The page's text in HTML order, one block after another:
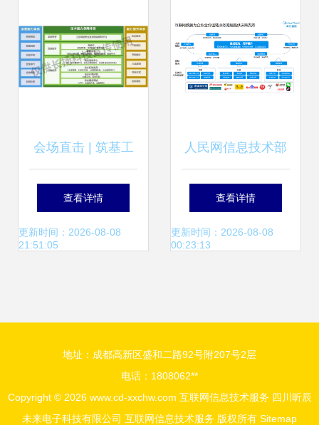
遇
会场直击 | 筑基工
业互联网安全，长
扬科技为石油化工
查看详情
更新时间：2026-08-08
21:51:05
人民网信息技术部
熊亦男一行到访数
智互联，共探金融
查看详情
更新时间：2026-08-08
00:23:13
地址：成都高新区盛和二路92号附207号2层
电话：1808062**
Copyright © 2026 www.cd-xxchw.com 互联网信息技术服务 四川昕辰
未来电子科技有限公司 互联网信息技术服务 版权所有 Sitemap